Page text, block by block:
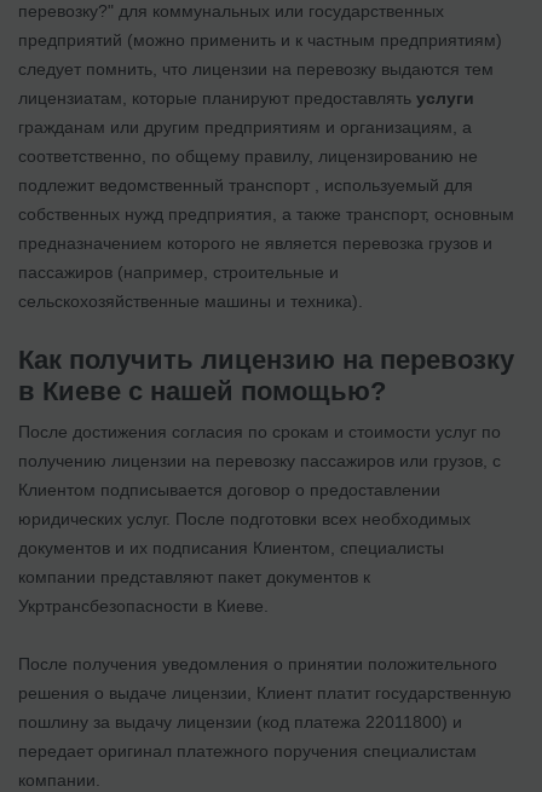
перевозку?" для коммунальных или государственных
предприятий (можно применить и к частным предприятиям)
следует помнить, что лицензии на перевозку выдаются тем
лицензиатам, которые планируют предоставлять услуги
гражданам или другим предприятиям и организациям, а
соответственно, по общему правилу, лицензированию не
подлежит ведомственный транспорт , используемый для
собственных нужд предприятия, а также транспорт, основным
предназначением которого не является перевозка грузов и
пассажиров (например, строительные и
сельскохозяйственные машины и техника).
Как получить лицензию на перевозку
в Киеве с нашей помощью?
После достижения согласия по срокам и стоимости услуг по
получению лицензии на перевозку пассажиров или грузов, с
Клиентом подписывается договор о предоставлении
юридических услуг. После подготовки всех необходимых
документов и их подписания Клиентом, специалисты
компании представляют пакет документов к
Укртрансбезопасности в Киеве.
После получения уведомления о принятии положительного
решения о выдаче лицензии, Клиент платит государственную
пошлину за выдачу лицензии (код платежа 22011800) и
передает оригинал платежного поручения специалистам
компании.